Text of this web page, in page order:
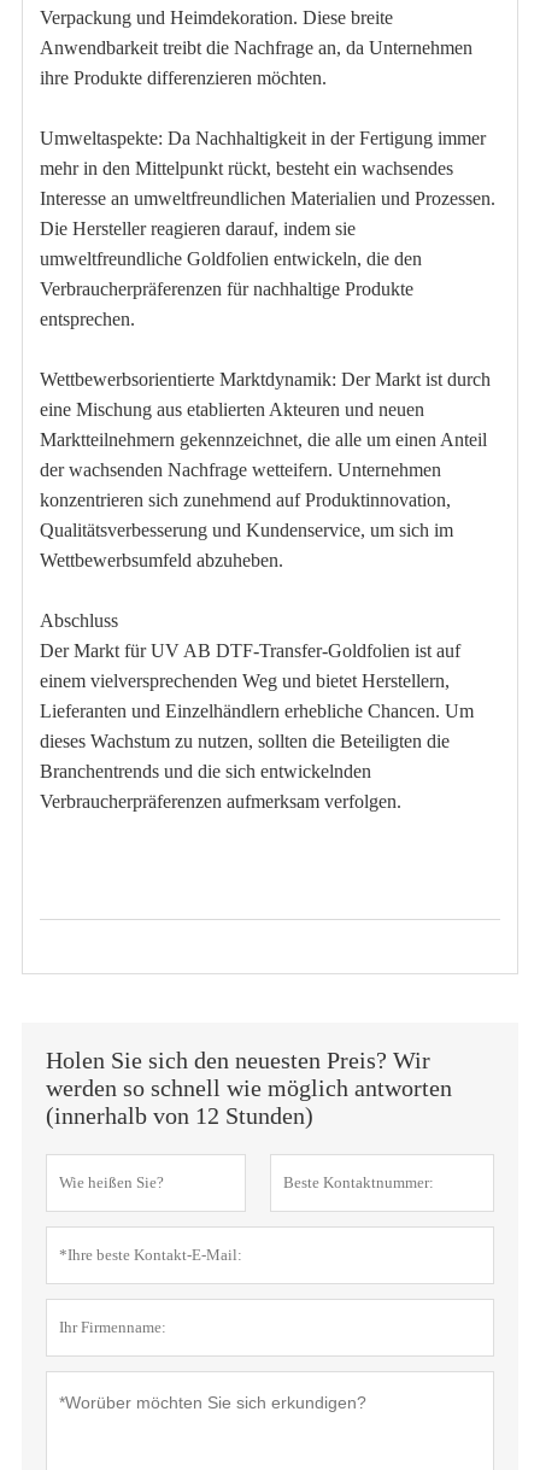
Verpackung und Heimdekoration. Diese breite
Anwendbarkeit treibt die Nachfrage an, da Unternehmen
ihre Produkte differenzieren möchten.
Umweltaspekte: Da Nachhaltigkeit in der Fertigung immer
mehr in den Mittelpunkt rückt, besteht ein wachsendes
Interesse an umweltfreundlichen Materialien und Prozessen.
Die Hersteller reagieren darauf, indem sie
umweltfreundliche Goldfolien entwickeln, die den
Verbraucherpräferenzen für nachhaltige Produkte
entsprechen.
Wettbewerbsorientierte Marktdynamik: Der Markt ist durch
eine Mischung aus etablierten Akteuren und neuen
Marktteilnehmern gekennzeichnet, die alle um einen Anteil
der wachsenden Nachfrage wetteifern. Unternehmen
konzentrieren sich zunehmend auf Produktinnovation,
Qualitätsverbesserung und Kundenservice, um sich im
Wettbewerbsumfeld abzuheben.
Abschluss
Der Markt für UV AB DTF-Transfer-Goldfolien ist auf
einem vielversprechenden Weg und bietet Herstellern,
Lieferanten und Einzelhändlern erhebliche Chancen. Um
dieses Wachstum zu nutzen, sollten die Beteiligten die
Branchentrends und die sich entwickelnden
Verbraucherpräferenzen aufmerksam verfolgen.
Holen Sie sich den neuesten Preis? Wir
werden so schnell wie möglich antworten
(innerhalb von 12 Stunden)